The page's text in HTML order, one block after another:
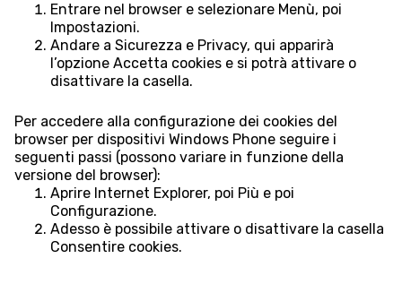
Entrare nel browser e selezionare Menù, poi
Impostazioni.
Andare a Sicurezza e Privacy, qui apparirà
l’opzione Accetta cookies e si potrà attivare o
disattivare la casella.
Per accedere alla configurazione dei cookies del
browser per dispositivi Windows Phone seguire i
seguenti passi (possono variare in funzione della
versione del browser):
Aprire Internet Explorer, poi Più e poi
Configurazione.
Adesso è possibile attivare o disattivare la casella
Consentire cookies.